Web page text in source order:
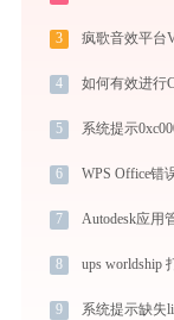
3 疯歌音效平台
4 如何有效进行
5 系统提示
6 WPS Office错
7
8
9 系统提示缺失